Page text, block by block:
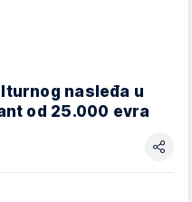
nasleđa u
od 25.000 evra